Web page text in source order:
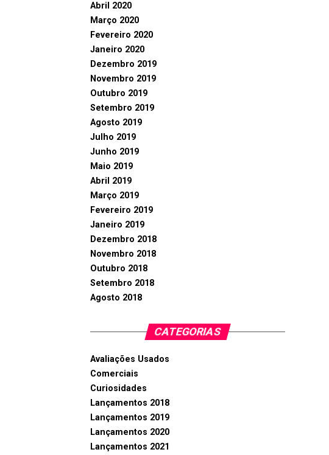
Abril 2020
Março 2020
Fevereiro 2020
Janeiro 2020
Dezembro 2019
Novembro 2019
Outubro 2019
Setembro 2019
Agosto 2019
Julho 2019
Junho 2019
Maio 2019
Abril 2019
Março 2019
Fevereiro 2019
Janeiro 2019
Dezembro 2018
Novembro 2018
Outubro 2018
Setembro 2018
Agosto 2018
CATEGORIAS
Avaliações Usados
Comerciais
Curiosidades
Lançamentos 2018
Lançamentos 2019
Lançamentos 2020
Lançamentos 2021